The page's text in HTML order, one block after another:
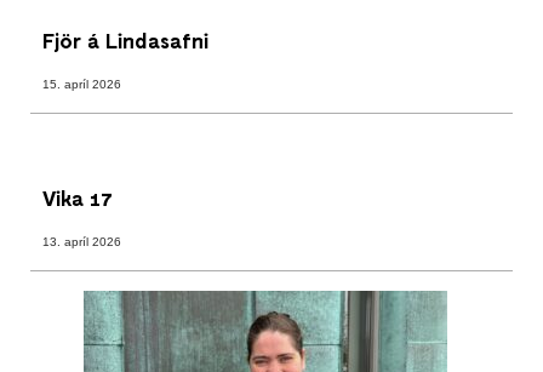
Fjör á Lindasafni
15. apríl 2026
Vika 17
13. apríl 2026